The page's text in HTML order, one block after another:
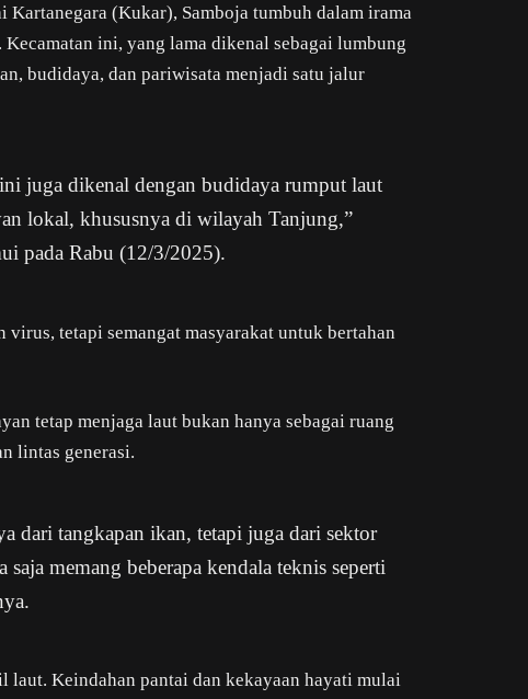
(Kukar), Samboja tumbuh dalam irama
ini, yang lama dikenal sebagai lumbung
budidaya, dan pariwisata menjadi satu jalur
juga dikenal dengan budidaya rumput laut
lokal, khususnya di wilayah Tanjung,”
pada Rabu (12/3/2025).
tetapi semangat masyarakat untuk bertahan
tetap menjaga laut bukan hanya sebagai ruang
lintas generasi.
dari tangkapan ikan, tetapi juga dari sektor
memang beberapa kendala teknis seperti
laut. Keindahan pantai dan kekayaan hayati mulai